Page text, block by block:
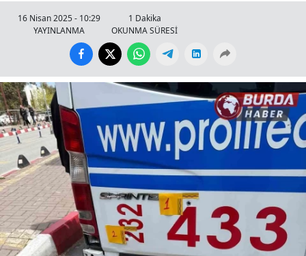
16 Nisan 2025 - 10:29
YAYINLANMA
1 Dakika
OKUNMA SÜRESİ